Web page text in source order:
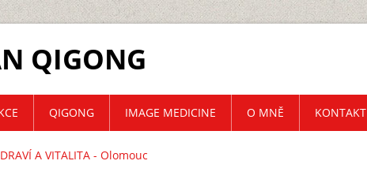
QIGONG
A VITALITA - Olomouc
QIGONG IMAGE MEDICINE O MNĚ KONTAKT